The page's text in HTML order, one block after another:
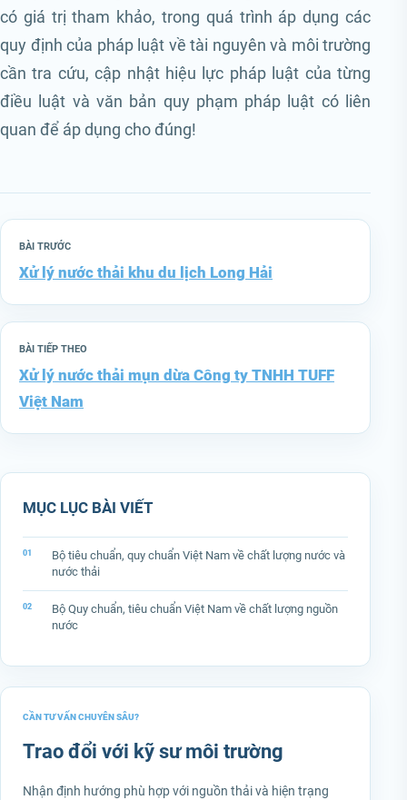
có giá trị tham khảo, trong quá trình áp dụng các
quy định của pháp luật về tài nguyên và môi trường
cần tra cứu, cập nhật hiệu lực pháp luật của từng
điều luật và văn bản quy phạm pháp luật có liên
quan để áp dụng cho đúng!
BÀI TRƯỚC
Xử lý nước thải khu du lịch Long Hải
BÀI TIẾP THEO
Xử lý nước thải mụn dừa Công ty TNHH TUFF
Việt Nam
MỤC LỤC BÀI VIẾT
Bộ tiêu chuẩn, quy chuẩn Việt Nam về chất lượng nước và
nước thải
Bộ Quy chuẩn, tiêu chuẩn Việt Nam về chất lượng nguồn
nước
CẦN TƯ VẤN CHUYÊN SÂU?
Trao đổi với kỹ sư môi trường
Nhận định hướng phù hợp với nguồn thải và hiện trạng